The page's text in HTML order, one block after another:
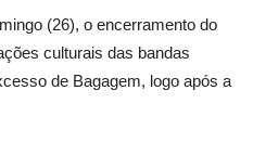
(26), o encerramento do
culturais das bandas
de Bagagem, logo após a